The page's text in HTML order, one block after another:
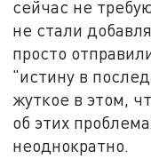
сейчас не
не стали
просто
"истину в
жуткое в этом,
об этих
неоднократно.